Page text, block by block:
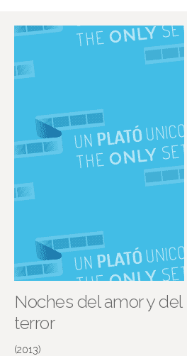
Noches del amor y del
terror
(2013)